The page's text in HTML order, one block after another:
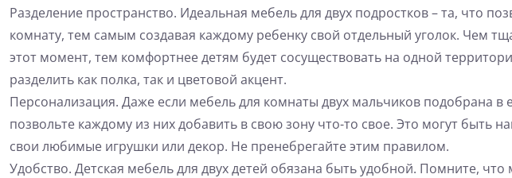
Разделение пространство. Идеальная мебель для двух подростков – та, что
комнату, тем самым создавая каждому ребенку свой отдельный уголок. Чем
этот момент, тем комфортнее детям будет сосуществовать на одной
разделить как полка, так и цветовой акцент.
Персонализация. Даже если мебель для комнаты двух мальчиков подобрана в
позвольте каждому из них добавить в свою зону что-то свое. Это могут быть
свои любимые игрушки или декор. Не пренебрегайте этим правилом.
Удобство. Детская мебель для двух детей обязана быть удобной. Помните,